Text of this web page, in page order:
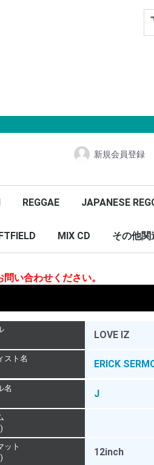
新規会員登録
REGGAE JAPANESE
MIX CD その他関
い合わせください。
LOVE IZ
スト名
ERICK
名
J
ット
12inch